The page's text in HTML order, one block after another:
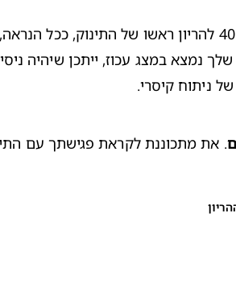
נמצא במצג עכוז, ייתכן שיהיה
ניתוח קיסרי.
. את מתכוננת לקראת פגישתך עם